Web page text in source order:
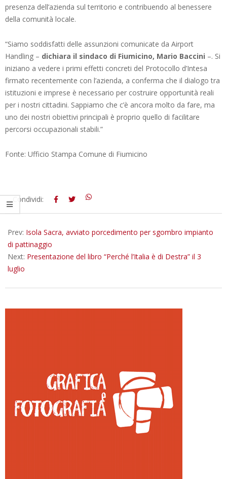
presenza dell’azienda sul territorio e contribuendo al benessere
della comunità locale.
“Siamo soddisfatti delle assunzioni comunicate da Airport
Handling – dichiara il sindaco di Fiumicino, Mario Baccini –. Si
iniziano a vedere i primi effetti concreti del Protocollo d’Intesa
firmato recentemente con l’azienda, a conferma che il dialogo tra
istituzioni e imprese è necessario per costruire opportunità reali
per i nostri cittadini. Sappiamo che c’è ancora molto da fare, ma
uno dei nostri obiettivi principali è proprio quello di facilitare
percorsi occupazionali stabili.”
Fonte: Ufficio Stampa Comune di Fiumicino
2025-
Condividi:
Prev: Isola Sacra, avviato porcedimento per sgombro impianto
di pattinaggio
Next: Presentazione del libro “Perché l’Italia è di Destra” il 3
luglio